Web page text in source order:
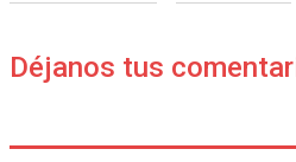
Déjanos tus